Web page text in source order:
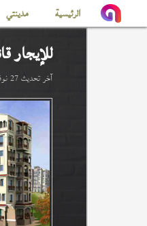
الرئيسية مدينتي
للإيجار
آخر تحديث27 نوفمبر 2024